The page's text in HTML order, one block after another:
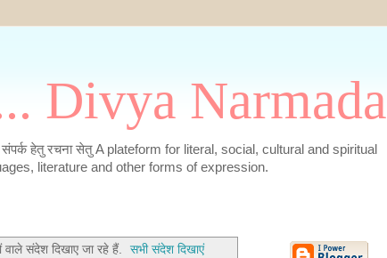
Divya Narmada
संपर्क हेतु रचना सेतु A plateform for literal, social, cultural and spiritual
literature and other forms of expression.
वाले संदेश दिखाए जा रहे हैं. सभी संदेश दिखाएं